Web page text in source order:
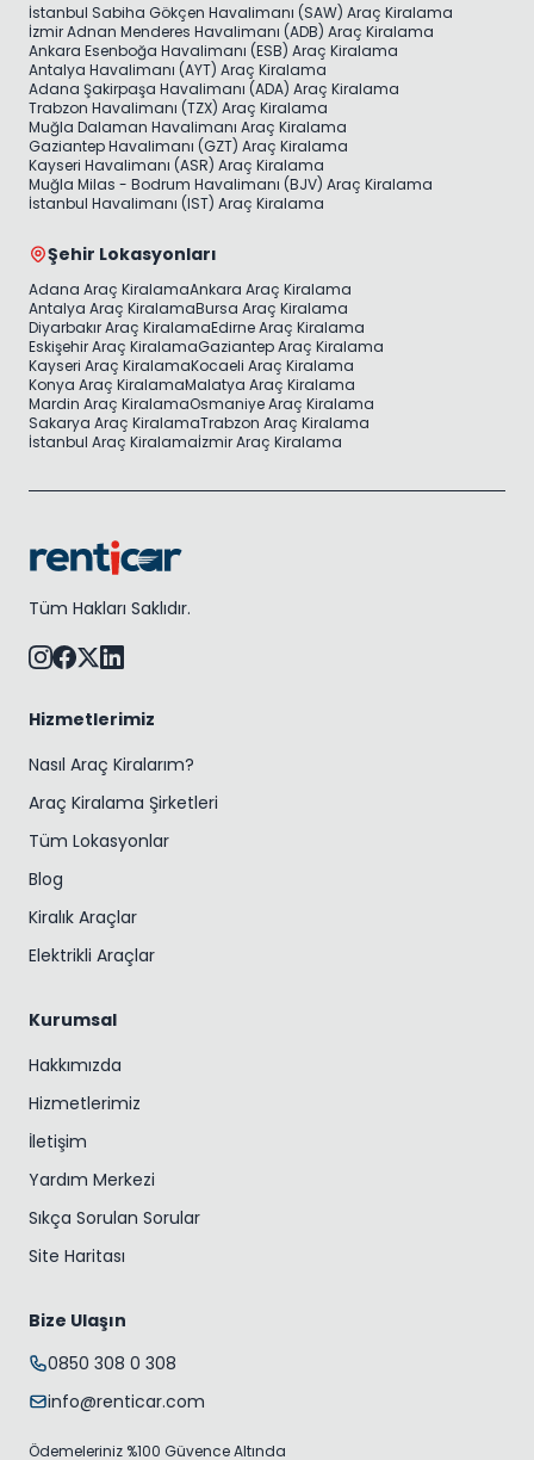
İstanbul Sabiha Gökçen Havalimanı (SAW) Araç Kiralama
İzmir Adnan Menderes Havalimanı (ADB) Araç Kiralama
Ankara Esenboğa Havalimanı (ESB) Araç Kiralama
Antalya Havalimanı (AYT) Araç Kiralama
Adana Şakirpaşa Havalimanı (ADA) Araç Kiralama
Trabzon Havalimanı (TZX) Araç Kiralama
Muğla Dalaman Havalimanı Araç Kiralama
Gaziantep Havalimanı (GZT) Araç Kiralama
Kayseri Havalimanı (ASR) Araç Kiralama
Muğla Milas - Bodrum Havalimanı (BJV) Araç Kiralama
İstanbul Havalimanı (IST) Araç Kiralama
Şehir Lokasyonları
Adana Araç KiralamaAnkara Araç Kiralama
Antalya Araç KiralamaBursa Araç Kiralama
Diyarbakır Araç KiralamaEdirne Araç Kiralama
Eskişehir Araç KiralamaGaziantep Araç Kiralama
Kayseri Araç KiralamaKocaeli Araç Kiralama
Konya Araç KiralamaMalatya Araç Kiralama
Mardin Araç KiralamaOsmaniye Araç Kiralama
Sakarya Araç KiralamaTrabzon Araç Kiralama
İstanbul Araç Kiralamaİzmir Araç Kiralama
Tüm Hakları Saklıdır.
Hizmetlerimiz
Nasıl Araç Kiralarım?
Araç Kiralama Şirketleri
Tüm Lokasyonlar
Blog
Kiralık Araçlar
Elektrikli Araçlar
Kurumsal
Hakkımızda
Hizmetlerimiz
İletişim
Yardım Merkezi
Sıkça Sorulan Sorular
Site Haritası
Bize Ulaşın
0850 308 0 308
info@renticar.com
Ödemeleriniz %100 Güvence Altında